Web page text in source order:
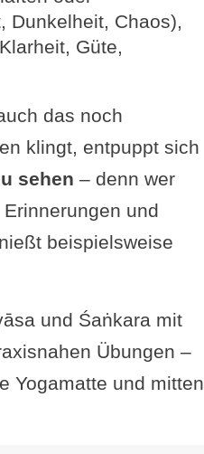
Dunkelheit, Chaos),
Güte,
das noch
klingt, entpuppt sich
sehen – denn wer
und
beispielsweise
und Śaṅkara mit
Übungen –
Yogamatte und mitten